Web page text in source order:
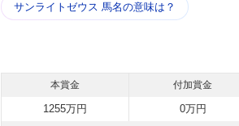
サンライトゼウス 馬名の意味は？
本賞金 付加賞金
1255万円 0万円